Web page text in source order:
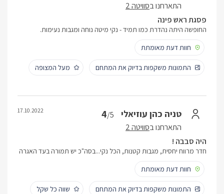
התארחנו בסוויטה 2
פסגת ראש פינה
החופשה היתה נהדרת כמו תמיד - נקי מיטה נוחה ומגבות נעימות.
חוות דעת מאומתת
התמונות משקפות בדיוק את המתחם מעל המצופה
טניה כהן עוזיאלי 4/5
התארחנו בסוויטה 2
17.10.2022
היה סבבה !
חדר מרווח יחסית, מגבות קטנות, הכל נקי...בסה"כ יש תמורה בעד האגרה
חוות דעת מאומתת
התמונות משקפות בדיוק את המתחם שווה כל שקל